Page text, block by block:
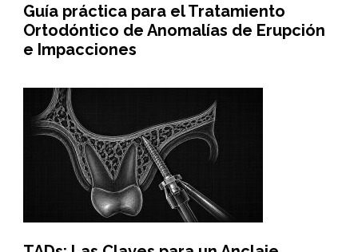
Guía práctica para el Tratamiento
Ortodóntico de Anomalías de Erupción
e Impacciones